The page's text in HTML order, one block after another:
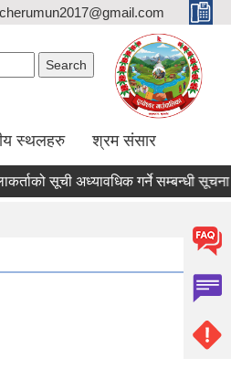
स्थलहरु श्रम संसार
सूची अध्यावधिक गर्ने सम्बन्धी सूचना